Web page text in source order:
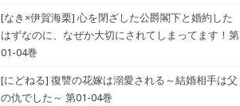
[なき×伊賀海栗] 心を閉ざした公爵閣下と婚約した
はずなのに、なぜか大切にされてしまってます！第
01-04巻
[にどねる] 復讐の花嫁は溺愛される～結婚相手は父
の仇でした～ 第01-04巻